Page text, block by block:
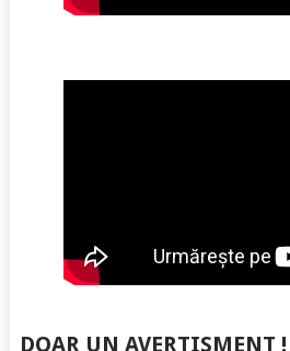
DOAR UN AVERTISMENT !